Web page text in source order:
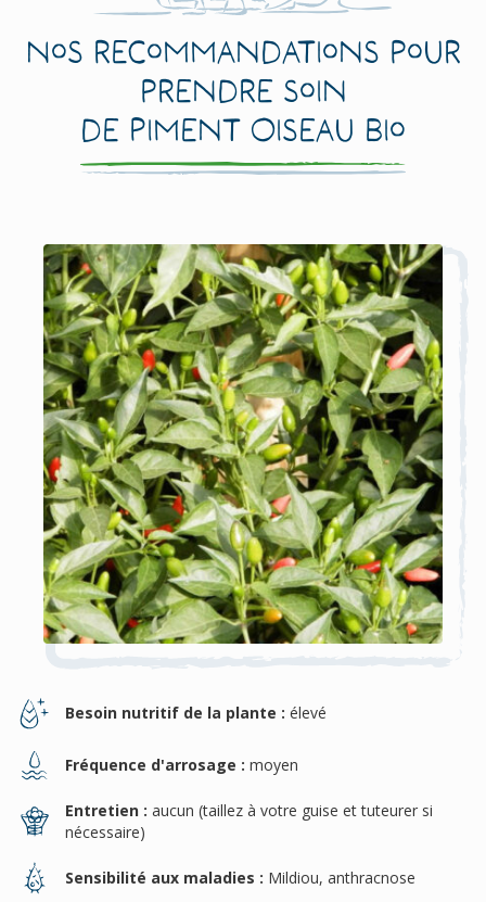
Nos recommandations pour
prendre soin
de Piment Oiseau Bio
Besoin nutritif de la plante : élevé
Fréquence d'arrosage : moyen
Entretien : aucun (taillez à votre guise et tuteurer si
nécessaire)
Sensibilité aux maladies : Mildiou, anthracnose